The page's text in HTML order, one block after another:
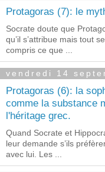
Protagoras (7): le
Socrate doute que
qu’il s’attribue mais tout
compris ce que ...
vendredi 14
Protagoras (6): la
comme la substance
l'héritage grec.
Quand Socrate et
leur demande s’ils
avec lui. Les ...